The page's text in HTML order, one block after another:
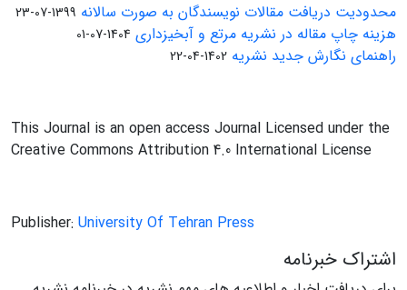
محدودیت دریافت مقالات نویسندگان به صورت سالانه 1399-07-23
هزینه چاپ مقاله در نشریه مرتع و آبخیزداری 1404-07-01
راهنمای نگارش جدید نشریه 1402-04-22
This Journal is an open access Journal Licensed under the
Creative Commons Attribution 4.0 International License
Publisher: University Of Tehran Press
اشتراک خبرنامه